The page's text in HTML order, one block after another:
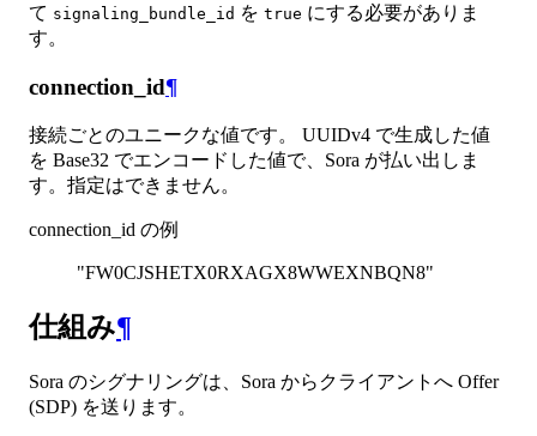
て signaling_bundle_id を true にする必要がありま
す。
connection_id¶
接続ごとのユニークな値です。 UUIDv4 で生成した値
を Base32 でエンコードした値で、Sora が払い出しま
す。指定はできません。
connection_id の例
"FW0CJSHETX0RXAGX8WWEXNBQN8"
仕組み¶
Sora のシグナリングは、Sora からクライアントへ Offer
(SDP) を送ります。